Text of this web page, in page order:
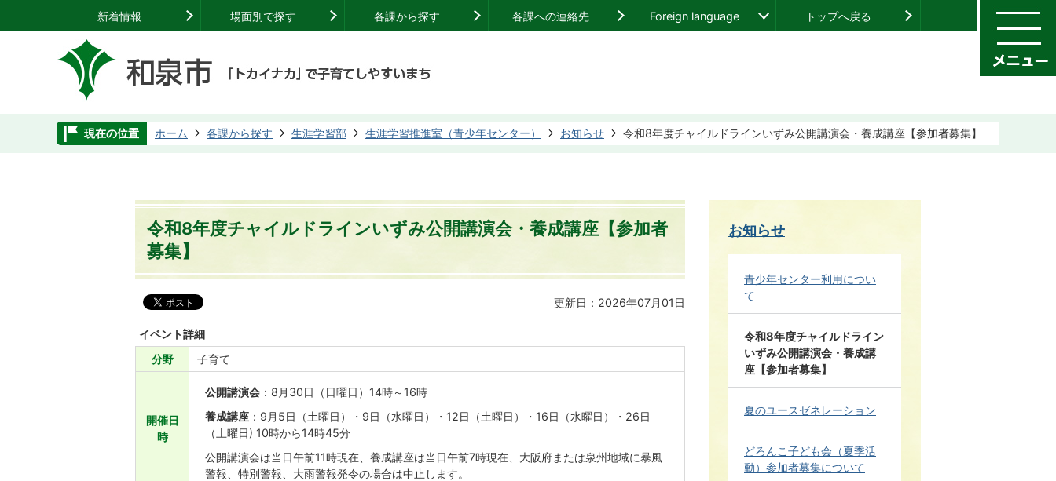
新着情報 場面別で探す 各課から探す 各課への連絡先 Foreign language トップへ戻る
現在の位置 ホーム 各課から探す 生涯学習部 生涯学習推進室（青少年センター） お知らせ 令和8年度チャイルドラインいずみ公開講演会・養成講座【参加者募集】
令和8年度チャイルドラインいずみ公開講演会・養成講座【参加者
募集】
更新日：2026年07月01日
イベント詳細
分野
子育て
開催日
時
公開講演会 ：8月30日（日曜日）14時～16時
養成講座 ：9月5日（土曜日）・9日（水曜日）・12日（土曜日）・16日（水曜日）・26日
（土曜日) 10時から14時45分
公開講演会は当日午前11時現在、養成講座は当日午前7時現在、大阪府または泉州地域に暴風
警報、特別警報、大雨警報発令の場合は中止します。
お知らせ
青少年センター利用につい
て
令和8年度チャイルドライン
いずみ公開講演会・養成講
座【参加者募集】
夏のユースゼネレーション
どろんこ子ども会（夏季活
動）参加者募集について